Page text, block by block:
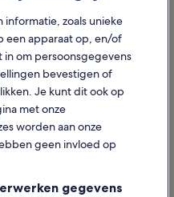
informatie, zoals unieke
een apparaat op, en/of
in om persoonsgegevens
bevestigen of
Je kunt dit ook op
met onze
worden aan onze
geen invloed op
gegevens